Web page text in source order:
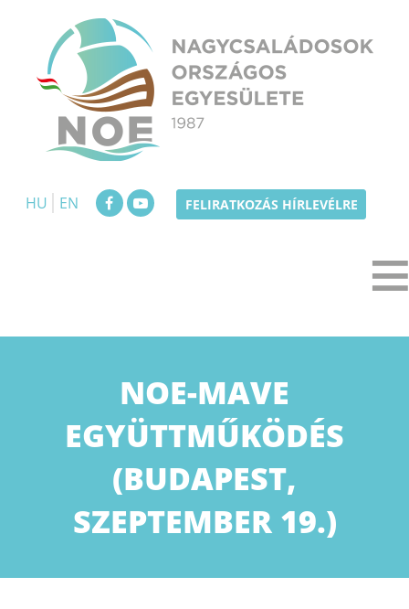
content
HU
EN FELIRATKOZÁS HÍRLEVÉLRE
NOE-MAVE
EGYÜTTMŰKÖDÉS
(BUDAPEST,
SZEPTEMBER 19.)